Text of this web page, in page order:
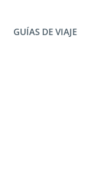
GUÍAS DE VIAJE